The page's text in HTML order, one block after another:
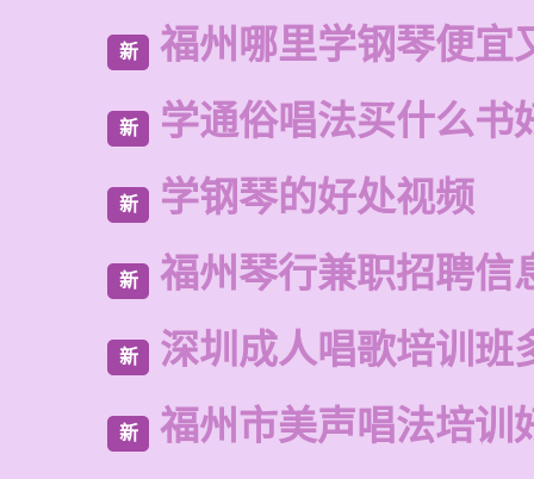
新 福州哪里学钢琴便宜
新 学通俗唱法买什么书
新 学钢琴的好处视频
新 福州琴行兼职招聘信
新 深圳成人唱歌培训班
新 福州市美声唱法培训